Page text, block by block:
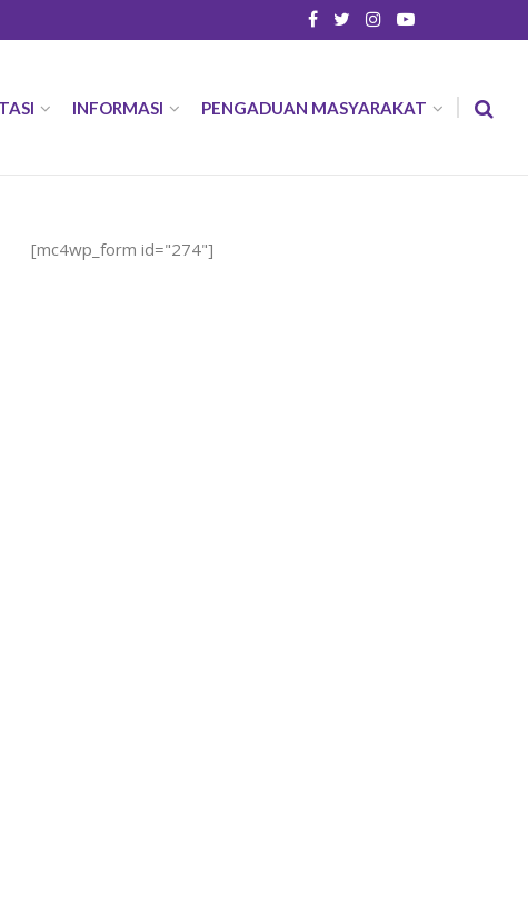
INFORMASI PENGADUAN MASYARAKAT
[mc4wp_form id="274"]